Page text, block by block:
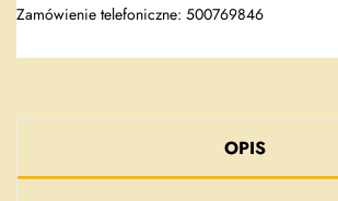
Zamówienie telefoniczne: 500769846
OPIS